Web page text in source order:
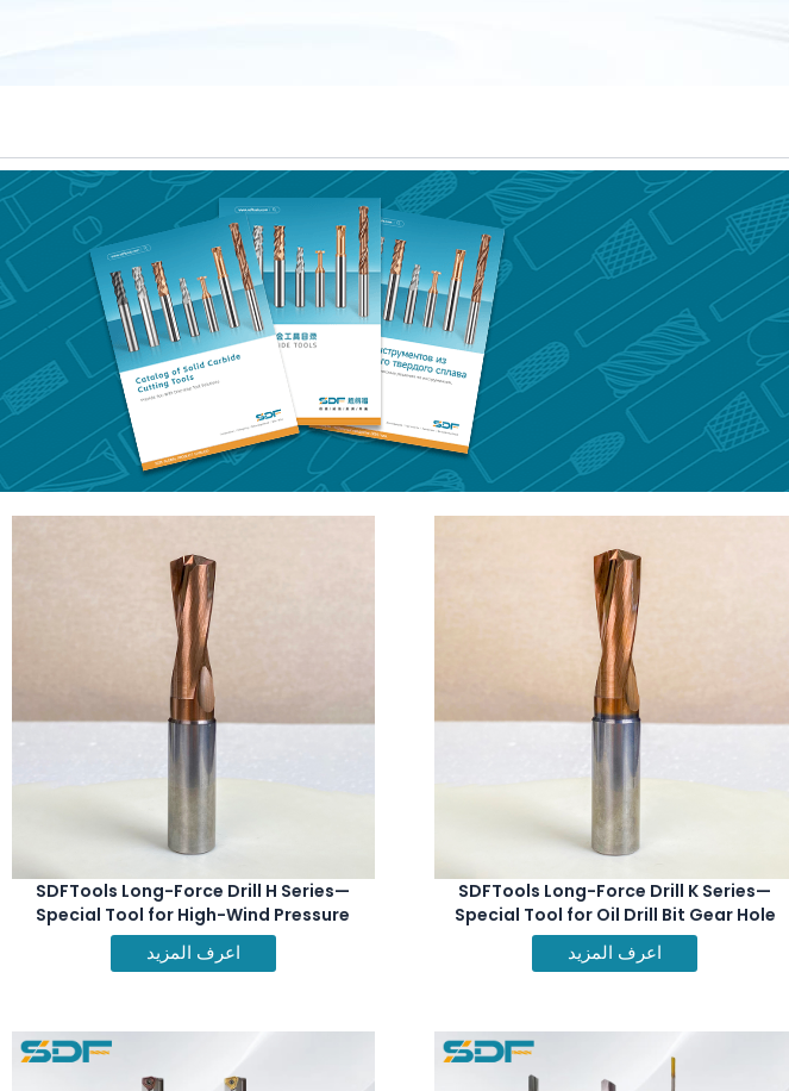
SDFTools Long-Force Drill K Series—
Special Tool for Oil Drill Bit Gear Hole
Machining
اعرف المزيد
SDFTools Long-Force Drill H Series—
Special Tool for High-Wind Pressure
Drilling Tools
اعرف المزيد
Page
Page